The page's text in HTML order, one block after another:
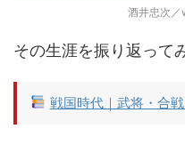
酒井忠次
その生涯を振り返って
戦国時代｜武将・合